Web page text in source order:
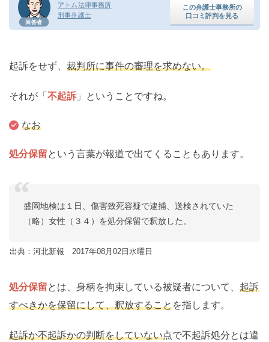
回答者
アトム法律事務所
刑事弁護士
この弁護士事務所の
口コミ評判を見る
起訴をせず、 裁判所に事件の審理を求めない。
それが「 不起訴 」ということですね。
なお
処分保留という言葉が報道で出てくることもあります。
盛岡地検は１日、傷害致死容疑で逮捕、送検されていた
（略）女性（３４）を処分保留で釈放した。
出典：河北新報 2017年08月02日水曜日
処分保留とは、身柄を拘束している被疑者について、 起訴
すべきかを保留にして、釈放することを指します。
起訴か不起訴かの判断をしていない点で不起訴処分とは違